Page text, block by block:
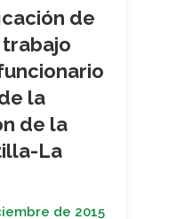
de
la
de la
La
de 2015